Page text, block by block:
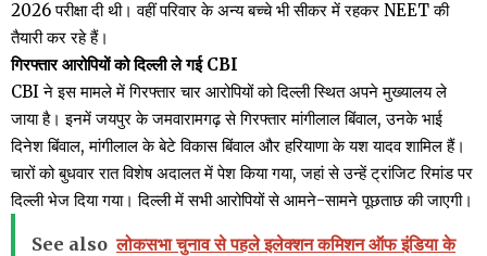
2026 परीक्षा दी थी। वहीं परिवार के अन्य बच्चे भी सीकर में रहकर NEET की
तैयारी कर रहे हैं।
गिरफ्तार आरोपियों को दिल्ली ले गई CBI
CBI ने इस मामले में गिरफ्तार चार आरोपियों को दिल्ली स्थित अपने मुख्यालय ले
जाया है। इनमें जयपुर के जमवारामगढ़ से गिरफ्तार मांगीलाल बिंवाल, उनके भाई
दिनेश बिंवाल, मांगीलाल के बेटे विकास बिंवाल और हरियाणा के यश यादव शामिल हैं।
चारों को बुधवार रात विशेष अदालत में पेश किया गया, जहां से उन्हें ट्रांजिट रिमांड पर
दिल्ली भेज दिया गया। दिल्ली में सभी आरोपियों से आमने-सामने पूछताछ की जाएगी।
See also लोकसभा चुनाव से पहले इलेक्शन कमिशन ऑफ इंडिया के